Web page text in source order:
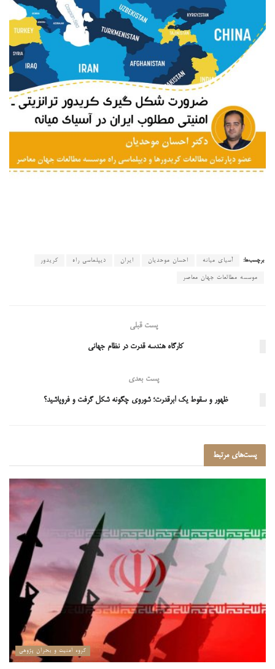
برچسب‌ها: آسیای میانه احسان موحدیان ایران دیپلماسی راه کریدور
موسسه مطالعات جهان معاصر
پست قبلی
کارگاه هندسه قدرت در نظام جهانی
پست بعدی
ظهور و سقوط یک ابرقدرت؛ شوروی چگونه شکل گرفت و فروپاشید؟
پست‌هایمرتبط
گروه امنیت و بحران پژوهی